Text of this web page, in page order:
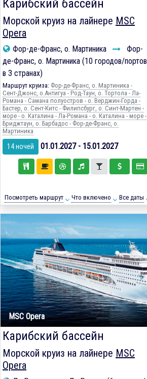
Карибский бассейн
Морской круиз на лайнере MSC
Opera
Фор-де-Франс, о. Мартиника
Фор-
де-Франс, о. Мартиника (10 городов/портов
в 3 странах)
Маршрут круиза: Фор-де-Франс, о. Мартиника -
Сент-Джонс, о.Антигуа - Род-Таун, о. Тортола - Ла-
Романа - Самана полуостров - о. Верджин-Горда -
Бастер, о. Сент-Китс - Филипсбург, о. Синт-Мартен -
море - о. Каталина - Ла-Романа - о. Каталина - море -
Бриджтаун, о. Барбадос - Фор-де-Франс, о.
Мартиника
14 ночей 01.01.2027 - 15.01.2027
Посмотреть маршрут Что включено Все даты
MSC Opera
Карибский бассейн
Морской круиз на лайнере MSC
Opera